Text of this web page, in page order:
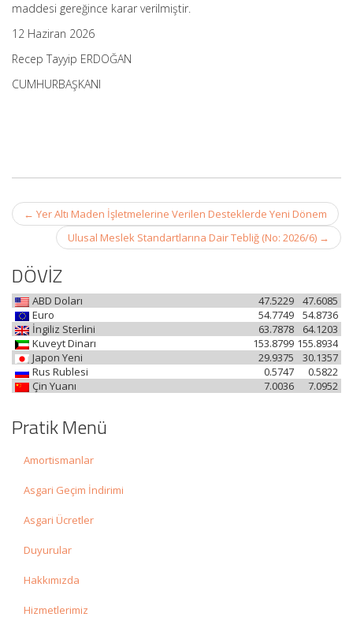
maddesi gereğince karar verilmiştir.
12 Haziran 2026
Recep Tayyip ERDOĞAN
CUMHURBAŞKANI
Post
navigation
← Yer Altı Maden İşletmelerine Verilen Desteklerde Yeni Dönem
Ulusal Meslek Standartlarına Dair Tebliğ (No: 2026/6) →
DÖVİZ
ABD Doları 47.6085
47.5229
Euro
54.8736
54.7749
İngiliz Sterlini
64.1203
63.7878
Kuveyt Dinarı
155.8934
153.8799
Japon Yeni
30.1357
29.9375
Rus Rublesi
0.5822
0.5747
Çin Yuanı
7.0952
7.0036
Pratik Menü
Amortismanlar
Asgari Geçim İndirimi
Asgari Ücretler
Duyurular
Hakkımızda
Hizmetlerimiz